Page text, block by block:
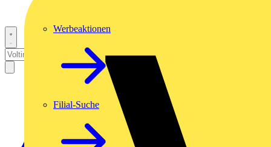
Werbeaktionen
Filial-Suche